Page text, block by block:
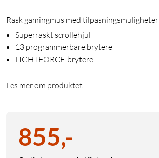
Rask gamingmus med tilpasningsmuligheter
Superraskt scrollehjul
13 programmerbare brytere
LIGHTFORCE-brytere
Les mer om produktet
855,-